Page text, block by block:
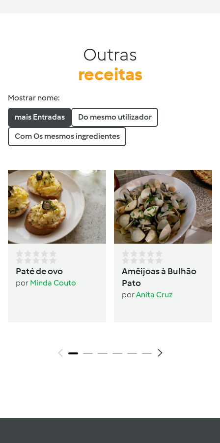
Outras
receitas
Mostrar nome:
mais Entradas Do mesmo utilizador
Com Os mesmos ingredientes
Paté de ovo
por Minda Couto
Amêijoas à Bulhão
Pato
porAnita Cruz